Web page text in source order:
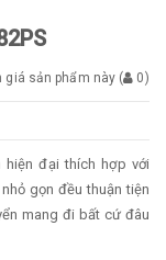
giá sản phẩm này ( 0)
hiện đại thích hợp với
gọn đều thuận tiện
mang đi bất cứ đâu